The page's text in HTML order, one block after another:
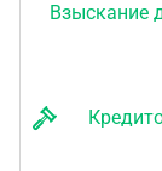
Взыскание